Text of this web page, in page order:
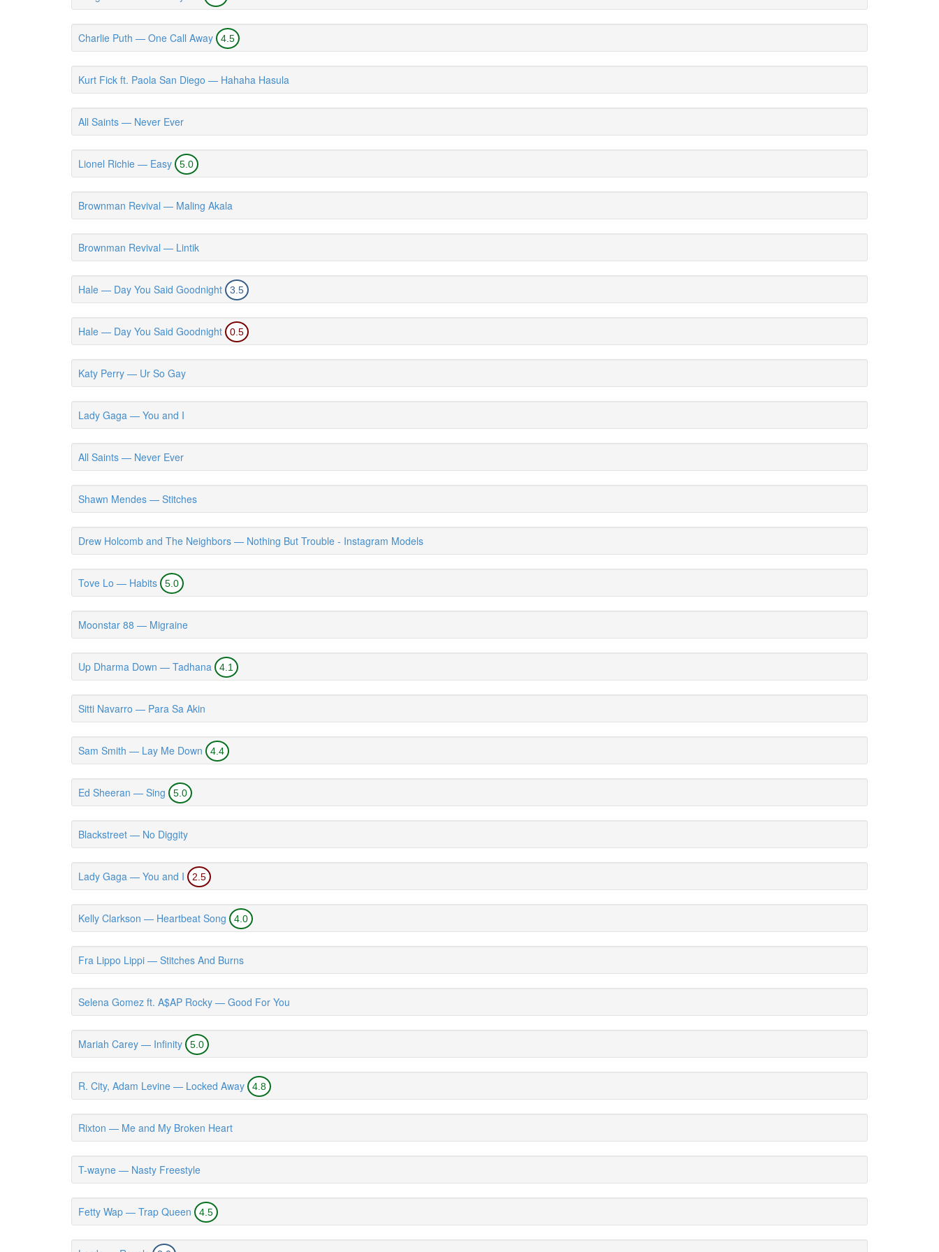
Charlie Puth — One Call Away 4.5
Kurt Fick ft. Paola San Diego — Hahaha Hasula
All Saints — Never Ever
Lionel Richie — Easy 5.0
Brownman Revival — Maling Akala
Brownman Revival — Lintik
Hale — Day You Said Goodnight 3.5
Hale — Day You Said Goodnight 0.5
Katy Perry — Ur So Gay
Lady Gaga — You and I
All Saints — Never Ever
Shawn Mendes — Stitches
Drew Holcomb and The Neighbors — Nothing But Trouble - Instagram Models
Tove Lo — Habits 5.0
Moonstar 88 — Migraine
Up Dharma Down — Tadhana 4.1
Sitti Navarro — Para Sa Akin
Sam Smith — Lay Me Down 4.4
Ed Sheeran — Sing 5.0
Blackstreet — No Diggity
Lady Gaga — You and I 2.5
Kelly Clarkson — Heartbeat Song 4.0
Fra Lippo Lippi — Stitches And Burns
Selena Gomez ft. A$AP Rocky — Good For You
Mariah Carey — Infinity 5.0
R. City, Adam Levine — Locked Away 4.8
Rixton — Me and My Broken Heart
T-wayne — Nasty Freestyle
Fetty Wap — Trap Queen 4.5